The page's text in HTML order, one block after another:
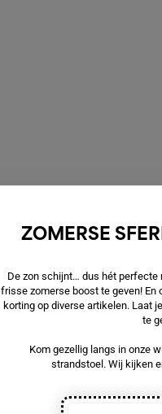
ZOMERSE
De zon schijnt… dus hét
frisse zomerse boost te geven! En
korting op diverse artikelen. Laat
te
Kom gezellig langs in onze
strandstoel. Wij kijken